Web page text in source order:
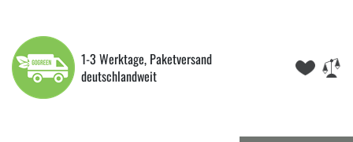
1-3 Werktage, Paketversand
deutschlandweit